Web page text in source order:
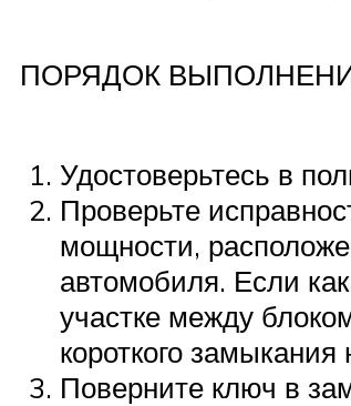
ПОРЯДОК
Удостоверьтесь в
Проверьте
мощности,
автомобиля. Если
участке между
короткого
Поверните ключ в